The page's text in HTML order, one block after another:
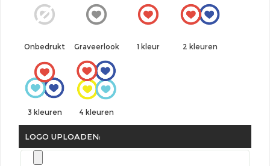
Onbedrukt Graveerlook 1 kleur 2 kleuren
3 kleuren 4 kleuren
LOGO UPLOADEN: